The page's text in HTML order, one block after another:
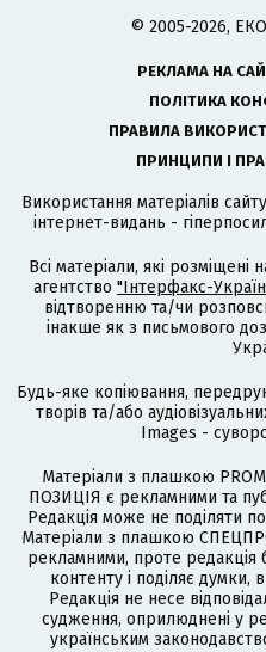
© 2005-2026,
РЕКЛАМА НА
ПОЛІТИКА
ПРАВИЛА
ПРИНЦИПИ І
Використання матеріалів
інтернет-видань -
Всі матеріали, які розміщені
агентство "Інтерфакс-
відтворенню та/чи
інакше як з письмового
Будь-яке копіювання,
творів та/або
Images -
Матеріали з плашкою
ПОЗИЦІЯ є рекламними та
Редакція може не поділяти
Матеріали з плашкою
рекламними, проте редакція
контенту і поділяє думки,
Редакція не несе
судження, оприлюднені у
українським